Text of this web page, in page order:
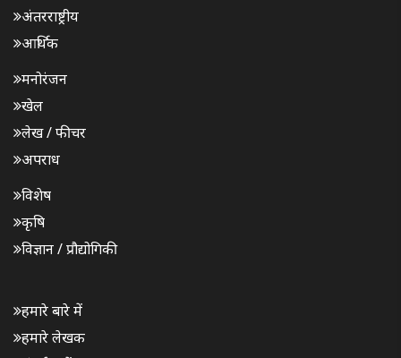
अंतरराष्ट्रीय
आर्थिक
मनोरंजन
खेल
लेख / फीचर
अपराध
विशेष
कृषि
विज्ञान / प्रौद्योगिकी
हमारे बारे में
हमारे लेखक